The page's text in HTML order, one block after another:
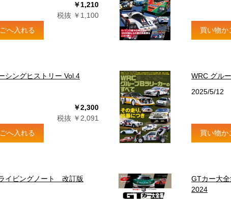
￥1,210
税抜 ￥1,100
へ入れる
買い物か
シングヒストリー Vol.4
￥2,300
税抜 ￥2,091
へ入れる
WRC グル
2025/5/12
買い物か
イビングノート 改訂版
GTカー大
2024